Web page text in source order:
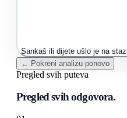
Sankaš ili dijete ušlo je na
← Pokreni analizu ponovo
Pregled svih puteva
Pregled svih odgovora.